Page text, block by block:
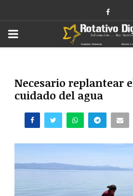
PRIMARY
Necesario replantear
cuidado del agua